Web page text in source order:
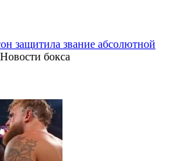
защитила звание абсолютной